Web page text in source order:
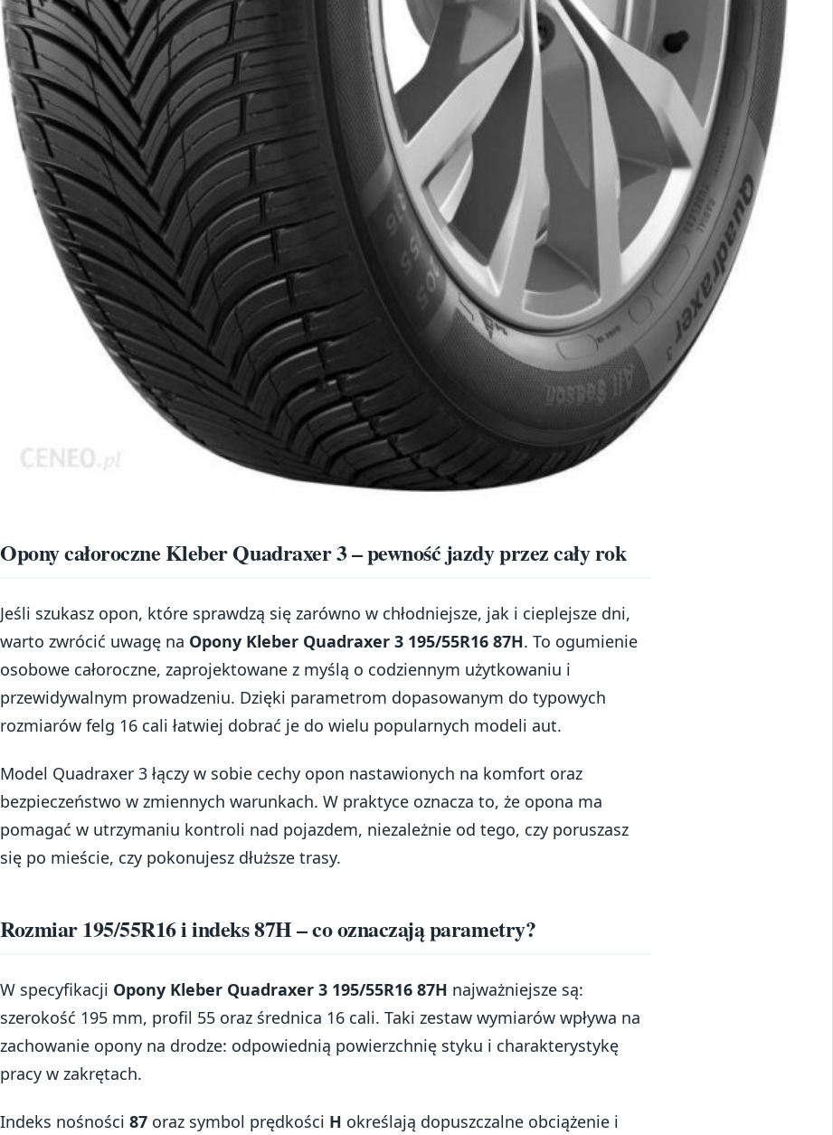
Opony całoroczne Kleber Quadraxer 3 – pewność jazdy przez cały rok
Jeśli szukasz opon, które sprawdzą się zarówno w chłodniejsze, jak i cieplejsze dni,
warto zwrócić uwagę na Opony Kleber Quadraxer 3 195/55R16 87H. To ogumienie
osobowe całoroczne, zaprojektowane z myślą o codziennym użytkowaniu i
przewidywalnym prowadzeniu. Dzięki parametrom dopasowanym do typowych
rozmiarów felg 16 cali łatwiej dobrać je do wielu popularnych modeli aut.
Model Quadraxer 3 łączy w sobie cechy opon nastawionych na komfort oraz
bezpieczeństwo w zmiennych warunkach. W praktyce oznacza to, że opona ma
pomagać w utrzymaniu kontroli nad pojazdem, niezależnie od tego, czy poruszasz
się po mieście, czy pokonujesz dłuższe trasy.
Rozmiar 195/55R16 i indeks 87H – co oznaczają parametry?
W specyfikacji Opony Kleber Quadraxer 3 195/55R16 87H najważniejsze są:
szerokość 195 mm, profil 55 oraz średnica 16 cali. Taki zestaw wymiarów wpływa na
zachowanie opony na drodze: odpowiednią powierzchnię styku i charakterystykę
pracy w zakrętach.
Indeks nośności 87 oraz symbol prędkości H określają dopuszczalne obciążenie i